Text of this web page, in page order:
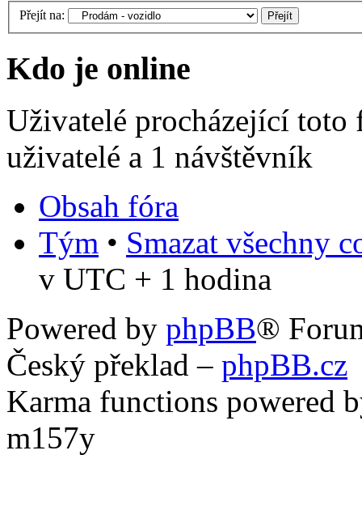
Přejít na:
Kdo je online
Uživatelé procházející
uživatelé a 1 návštěvník
Obsah fóra
Tým • Smazat všechny
v UTC + 1 hodina
Powered by phpBB®
Český překlad – phpBB.cz
Karma functions powered
m157y